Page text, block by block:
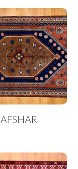
AFSHAR